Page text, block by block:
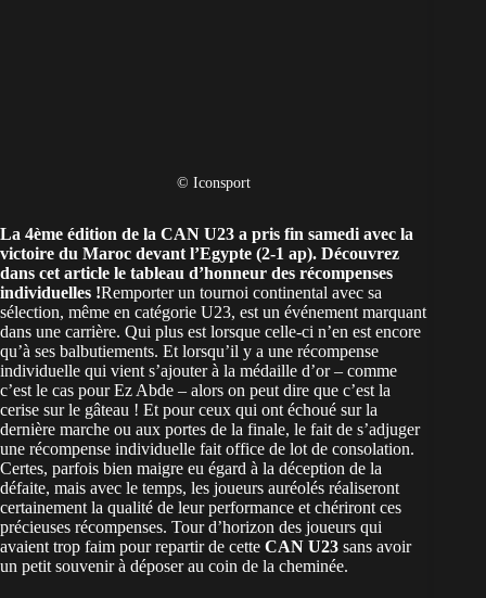
© Iconsport
La 4ème édition de la CAN U23 a pris fin samedi avec la
victoire du Maroc devant l’Egypte (2-1 ap). Découvrez
dans cet article le tableau d’honneur des récompenses
individuelles !Remporter un tournoi continental avec sa
sélection, même en catégorie U23, est un événement marquant
dans une carrière. Qui plus est lorsque celle-ci n’en est encore
qu’à ses balbutiements. Et lorsqu’il y a une récompense
individuelle qui vient s’ajouter à la médaille d’or – comme
c’est le cas pour Ez Abde – alors on peut dire que c’est la
cerise sur le gâteau ! Et pour ceux qui ont échoué sur la
dernière marche ou aux portes de la finale, le fait de s’adjuger
une récompense individuelle fait office de lot de consolation.
Certes, parfois bien maigre eu égard à la déception de la
défaite, mais avec le temps, les joueurs auréolés réaliseront
certainement la qualité de leur performance et chériront ces
précieuses récompenses. Tour d’horizon des joueurs qui
avaient trop faim pour repartir de cette CAN U23 sans avoir
un petit souvenir à déposer au coin de la cheminée.